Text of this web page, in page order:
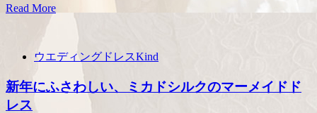
Read More
ウエディングドレスKind
新年にふさわしい、ミカドシルクのマーメイドド
レス